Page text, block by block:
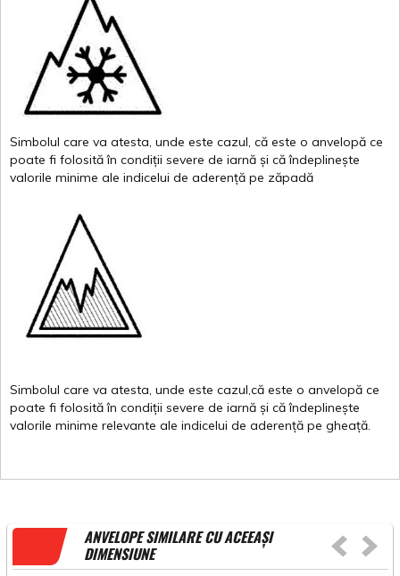
Simbolul care va atesta, unde este cazul, că este o anvelopă ce
poate fi folosită în condiții severe de iarnă și că îndeplinește
valorile minime ale indicelui de aderență pe zăpadă
Simbolul care va atesta, unde este cazul,că este o anvelopă ce
poate fi folosită în condiții severe de iarnă și că îndeplinește
valorile minime relevante ale indicelui de aderență pe gheață.
ANVELOPE SIMILARE CU ACEEAȘI
DIMENSIUNE